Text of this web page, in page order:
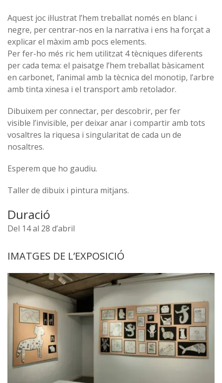
Aquest joc il·lustrat l’hem treballat només en blanc i
negre, per centrar-nos en la narrativa i ens ha forçat a
explicar el màxim amb pocs elements.
Per fer-ho més ric hem utilitzat 4 tècniques diferents
per cada tema: el paisatge l’hem treballat bàsicament
en carbonet, l’animal amb la tècnica del monotip, l’arbre
amb tinta xinesa i el transport amb retolador.
Dibuixem per connectar, per descobrir, per fer
visible l’invisible, per deixar anar i compartir amb tots
vosaltres la riquesa i singularitat de cada un de
nosaltres.
Esperem que ho gaudiu.
Taller de dibuix i pintura mitjans.
Duració
Del 14 al 28 d’abril
IMATGES DE L’EXPOSICIÓ